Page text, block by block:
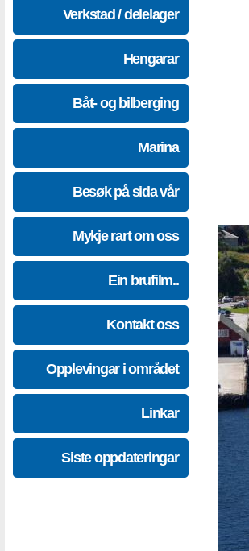
Verkstad / delelager
Hengarar
Båt- og bilberging
Marina
Besøk på sida vår
Mykje rart om oss
Ein brufilm..
Kontakt oss
Opplevingar i området
Linkar
Siste oppdateringar